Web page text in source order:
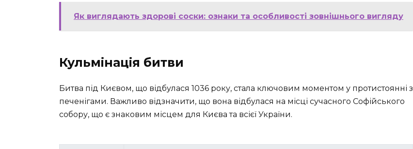
Як виглядають здорові соски: ознаки та особливості зовнішнього вигляду
Кульмінація битви
Битва під Києвом, що відбулася 1036 року, стала ключовим моментом у протистоянні з
печенігами. Важливо відзначити, що вона відбулася на місці сучасного Софійського
собору, що є знаковим місцем для Києва та всієї України.